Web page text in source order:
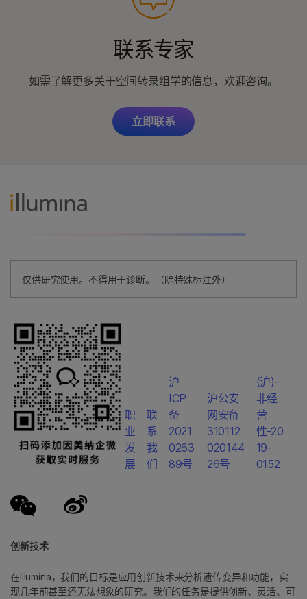
联系专家
如需了解更多关于空间转录组学的信息，欢迎咨询。
立即联系
仅供研究使用。不得用于诊断。（除特殊标注外）
创新技术
在Illumina，我们的目标是应用创新技术来分析遗传变异和功能，实
现几年前甚至还无法想象的研究。我们的任务是提供创新、灵活、可
职
业
发
展
联
系
我
们
沪
ICP
备
2021
0263
89号
沪公安
网安备
310112
020144
26号
(沪)-
非经
营
性-20
19-
0152